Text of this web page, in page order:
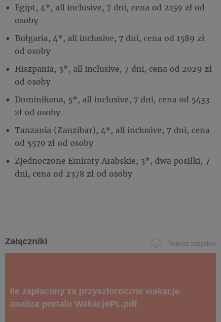
Egipt, 4*, all inclusive, 7 dni, cena od 2159 zł od
osoby
Bułgaria, 4*, all inclusive, 7 dni, cena od 1589 zł
od osoby
Hiszpania, 3*, all inclusive, 7 dni, cena od 2029 zł
od osoby
Dominikana, 5*, all inclusive, 7 dni, cena od 5433
zł od osoby
Tanzania (Zanzibar), 4*, all inclusive, 7 dni, cena
od 5570 zł od osoby
Zjednoczone Emiraty Arabskie, 3*, dwa posiłki, 7
dni, cena od 2378 zł od osoby
Załączniki Pobierz wszystkie
Ile zapłacimy za przyszłoroczne wakacje
analiza portalu WakacjePL.pdf